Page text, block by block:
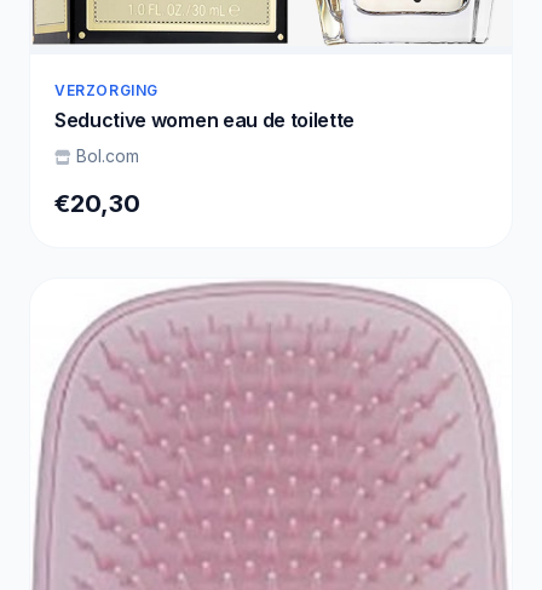
VERZORGING
Seductive women eau de toilette
Bol.com
€20,30